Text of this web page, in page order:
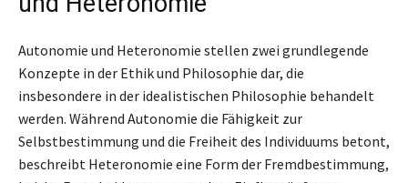
Autonomie und Heteronomie stellen zwei grundlegende
Konzepte in der Ethik und Philosophie dar, die
insbesondere in der idealistischen Philosophie behandelt
werden. Während Autonomie die Fähigkeit zur
Selbstbestimmung und die Freiheit des Individuums betont,
beschreibt Heteronomie eine Form der Fremdbestimmung,